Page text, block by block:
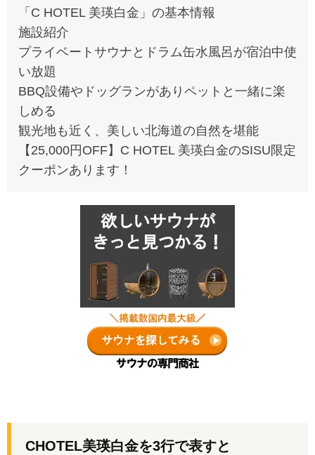
「C HOTEL 美瑛白金」の基本情報
施設紹介
プライベートサウナとドラム缶水風呂が宿泊中使
い放題
BBQ設備やドッグランがありペットと一緒に楽
しめる
観光地も近く、美しい北海道の自然を堪能
【25,000円OFF】C HOTEL 美瑛白金のSISU限定
クーポンあります！
CHOTEL美瑛白金を3行で表すと